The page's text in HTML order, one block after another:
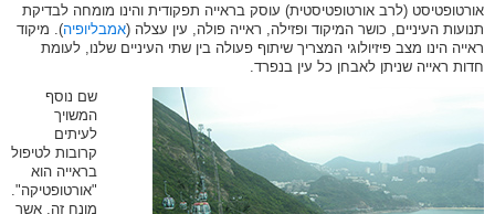
אורטופטיסט (לרב אורטופטיסטית) עוסק בראייה תפקודית והינו מומחה לבדיקת
תנועות העיניים, כושר המיקוד ופזילה, ראייה פולה, עין עצלה (אמבליופיה). מיקוד
ראייה הינו מצב פיזיולוגי המצריך שיתוף פעולה בין שתי העיניים שלנו, לעומת
חדות ראייה שניתן לאבחן כל עין בנפרד.
שם נוסף
המשויך
לעיתים
קרובות לטיפול
בראייה הוא
"אורטופטיקה".
מונח זה, אשר